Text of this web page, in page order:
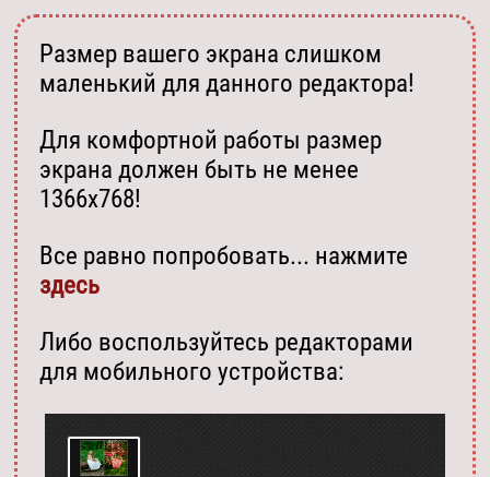
Размер вашего экрана слишком
маленький для данного редактора!
Для комфортной работы размер
экрана должен быть не менее
1366х768!
Все равно попробовать... нажмите
здесь
Либо воспользуйтесь редакторами
для мобильного устройства: